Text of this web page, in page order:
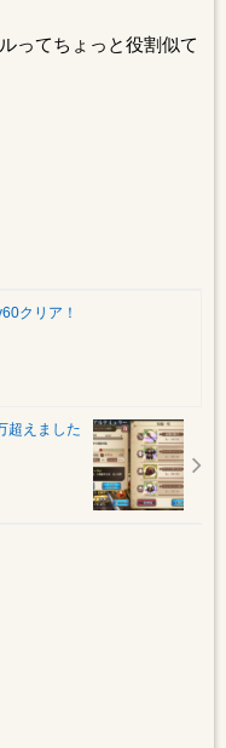
ってちょっと役割似て
クリア！
超えました